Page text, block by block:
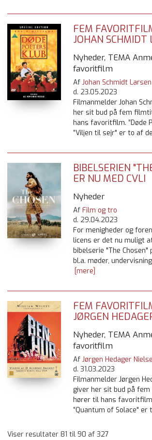
FEM
JOHAN SCHMIDT
Nyheder, TEMA
favoritfilm
Af Johan Schmidt Larsen
d. 23.05.2023
Filmanmelder Johan
her sit bud på fem
hans favoritfilm. ”Døde
”Viljen til sejr" er to af
BIBELSERIEN
ER NU MED CVLI
Nyheder
Af Film og tro
d. 29.04.2023
For menigheder og
licens er det nu muligt
bibelserie "The
bl.a. møder,
[mere]
FEM
JØRGEN
Nyheder, TEMA
favoritfilm
Af Jørgen Hedager
d. 31.03.2023
Filmanmelder Jørgen
giver her sit bud på
hører til hans
”Quantum of Solace" er
Viser resultater 81 til 90 af 327